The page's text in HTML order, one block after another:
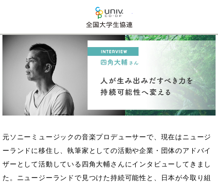
元ソニーミュージックの音楽プロデューサーで、現在はニュージ
ーランドに移住し、執筆家としての活動や企業・団体のアドバイ
ザーとして活動している四角大輔さんにインタビューしてきまし
た。ニュージーランドで見つけた持続可能性と、日本が今取り組